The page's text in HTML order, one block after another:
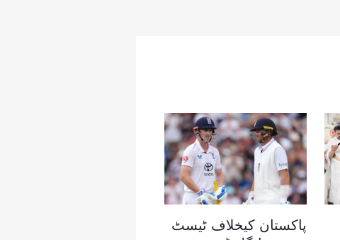
پاکستان کیخلاف ٹیسٹ